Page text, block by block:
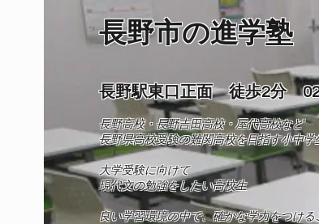
長野市の進学塾
長野駅東口正面 徒歩2分
長野高校・長野吉田高校・屋代高校など
長野県高校受験の難関高校を目指す小中学
​大学受験に向けて
現代文の勉強をしたい高校生
良い学習環境の中で、確かな学力をつける